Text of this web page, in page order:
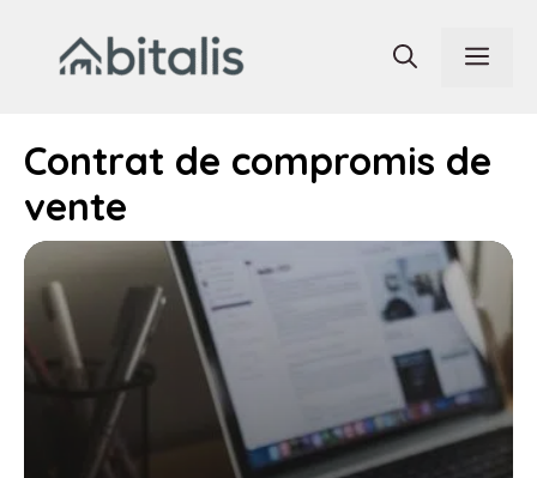
contenu
Contrat de compromis de
vente